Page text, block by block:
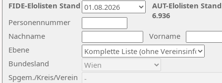
Nachname
Vorname
Ebene
Personennummer
Bundesland
Spgem./Kreis/Verein
AUT-Elolisten
6.936
FIDE-Elolisten Stand